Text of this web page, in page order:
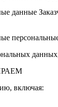
данные
включая: